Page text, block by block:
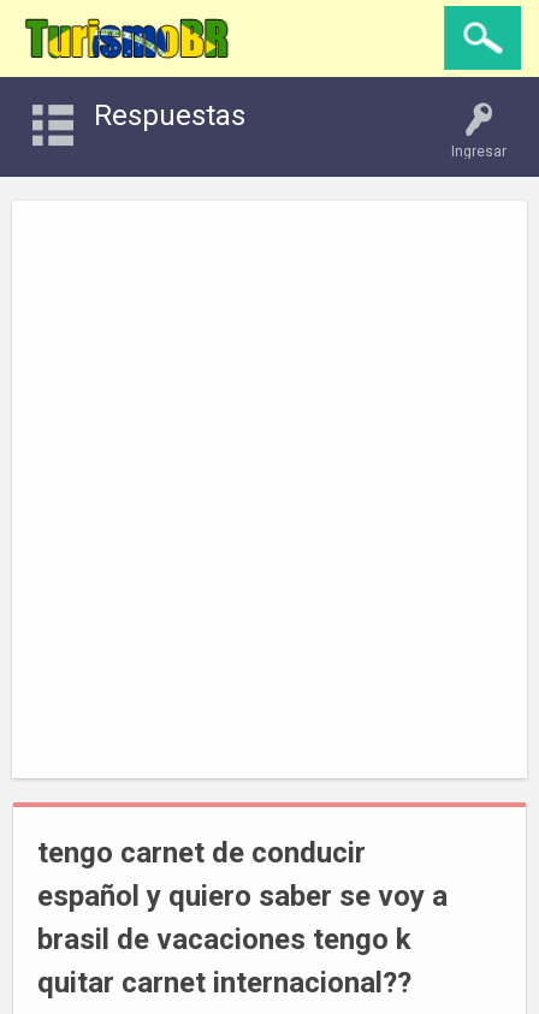
Ingresar
Respuestas
tengo carnet de conducir
español y quiero saber se voy a
brasil de vacaciones tengo k
quitar carnet internacional??